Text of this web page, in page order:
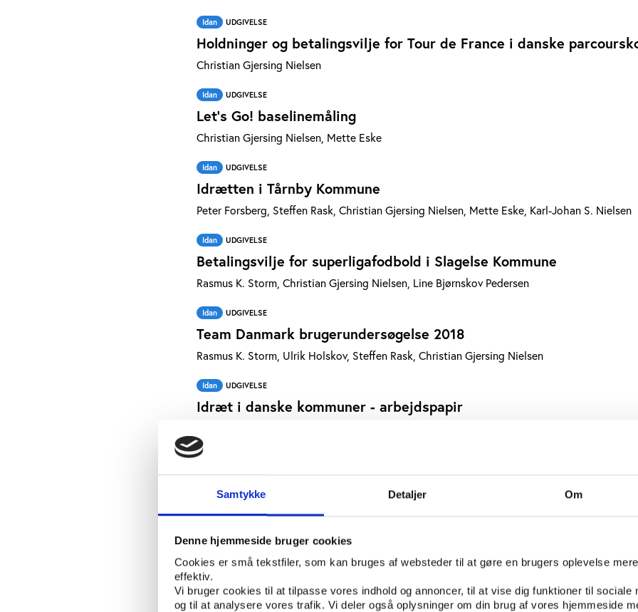
Samtykke Detaljer Om
Denne hjemmeside bruger cookies
Cookies er små tekstfiler, som kan bruges af websteder til at gøre en brugers oplevelse mere
effektiv.
Vi bruger cookies til at tilpasse vores indhold og annoncer, til at vise dig funktioner til sociale
og til at analysere vores trafik. Vi deler også oplysninger om din brug af vores hjemmeside
Idan UDGIVELSE
Holdninger og betalingsvilje for Tour de France i danske
Christian Gjersing Nielsen
Idan UDGIVELSE
Let’s Go! baselinemåling
Christian Gjersing Nielsen, Mette Eske
Idan UDGIVELSE
Idrætten i Tårnby Kommune
Peter Forsberg, Steffen Rask, Christian Gjersing Nielsen, Mette Eske, Karl-Johan S. Nielsen
Idan UDGIVELSE
Betalingsvilje for superligafodbold i Slagelse Kommune
Rasmus K. Storm, Christian Gjersing Nielsen, Line Bjørnskov Pedersen
Idan UDGIVELSE
Team Danmark brugerundersøgelse 2018
Rasmus K. Storm, Ulrik Holskov, Steffen Rask, Christian Gjersing Nielsen
Idan UDGIVELSE
Idræt i danske kommuner - arbejdspapir
Hvordan kan sportsevents få flere til at dyrke idræt?
Rasmus K. Storm, Trygve Laub Asserhøj, Christian Gjersing Nielsen
Analyse af tilskuerefterspørgslen i dansk håndbold
Rasmus K. Storm, Christian Gjersing Nielsen, Tor Georg Jakobsen
Idan UDGIVELSE